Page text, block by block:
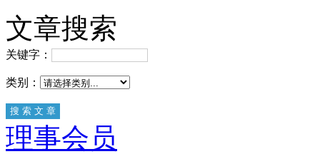
文章搜索
关键字：
类别：
理事会员